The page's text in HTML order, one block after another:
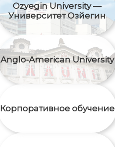
Ozyegin University —
Университет Озйегин
Anglo-American University
Корпоративное обучение